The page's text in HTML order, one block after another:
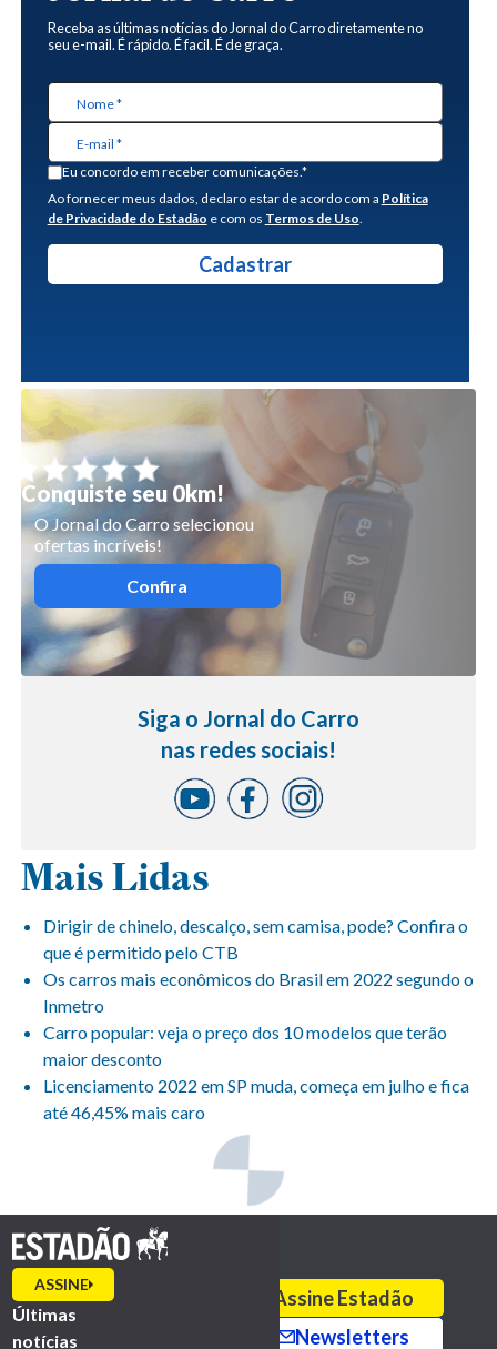
Receba as últimas notícias do Jornal do Carro diretamente no
seu e-mail. É rápido. É facil. É de graça.
Eu concordo em receber comunicações.*
Ao fornecer meus dados, declaro estar de acordo com a Política
de Privacidade do Estadão e com os Termos de Uso.
Conquiste seu 0km!
O Jornal do Carro selecionou
ofertas incríveis!
Confira
Siga o Jornal do Carro
nas redes sociais!
Mais Lidas
Dirigir de chinelo, descalço, sem camisa, pode? Confira o
que é permitido pelo CTB
Os carros mais econômicos do Brasil em 2022 segundo o
Inmetro
Carro popular: veja o preço dos 10 modelos que terão
maior desconto
Licenciamento 2022 em SP muda, começa em julho e fica
até 46,45% mais caro